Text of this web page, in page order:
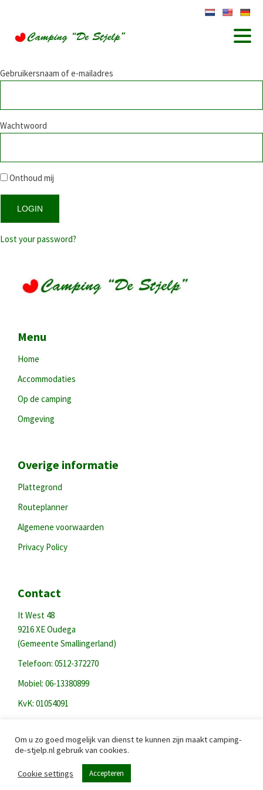
Gebruikersnaam of e-mailadres
Wachtwoord
Onthoud mij
Lost your password?
Menu
Home
Accommodaties
Op de camping
Omgeving
Overige informatie
Plattegrond
Routeplanner
Algemene voorwaarden
Privacy Policy
Contact
It West 48
9216 XE Oudega
(Gemeente Smallingerland)
Telefoon: 0512-372270
Mobiel: 06-13380899
KvK: 01054091
Om u zo goed mogelijk van dienst te kunnen zijn maakt camping-
de-stjelp.nl gebruik van cookies.
Cookie settings Accepteren